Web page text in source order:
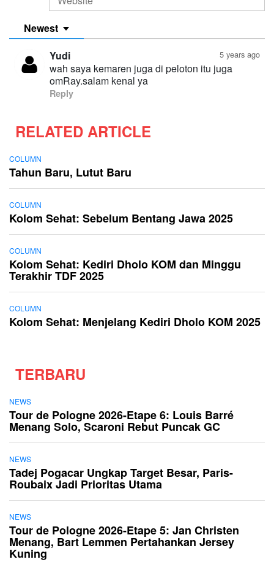
Newest
5 years ago
Yudi
wah saya kemaren juga di peloton itu juga
omRay.salam kenal ya
Reply
RELATED ARTICLE
COLUMN
Tahun Baru, Lutut Baru
COLUMN
Kolom Sehat: Sebelum Bentang Jawa 2025
COLUMN
Kolom Sehat: Kediri Dholo KOM dan Minggu
Terakhir TDF 2025
COLUMN
Kolom Sehat: Menjelang Kediri Dholo KOM 2025
TERBARU
NEWS
Tour de Pologne 2026-Etape 6: Louis Barré
Menang Solo, Scaroni Rebut Puncak GC
NEWS
Tadej Pogacar Ungkap Target Besar, Paris-
Roubaix Jadi Prioritas Utama
NEWS
Tour de Pologne 2026-Etape 5: Jan Christen
Menang, Bart Lemmen Pertahankan Jersey
Kuning